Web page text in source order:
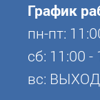
График
пн-пт:
сб: 11:00 -
вс: